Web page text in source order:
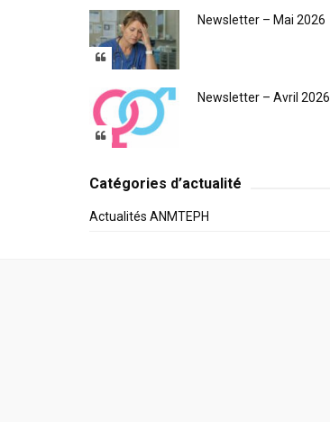
Newsletter – Mai 2026
Newsletter – Avril 2026
Catégories d’actualité
Actualités ANMTEPH